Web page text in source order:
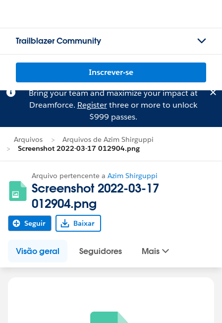
Trailblazer Community
Inscrever-se
Bring your team and maximize your impact at
Dreamforce. Registerthree or more to unlock
$999 passes.
Arquivos
Arquivos de Azim Shirguppi
Screenshot 2022-03-17 012904.png
Arquivo pertencente a Azim Shirguppi
Screenshot 2022-03-17
012904.png
Seguir Baixar
Visão geral Seguidores Mais